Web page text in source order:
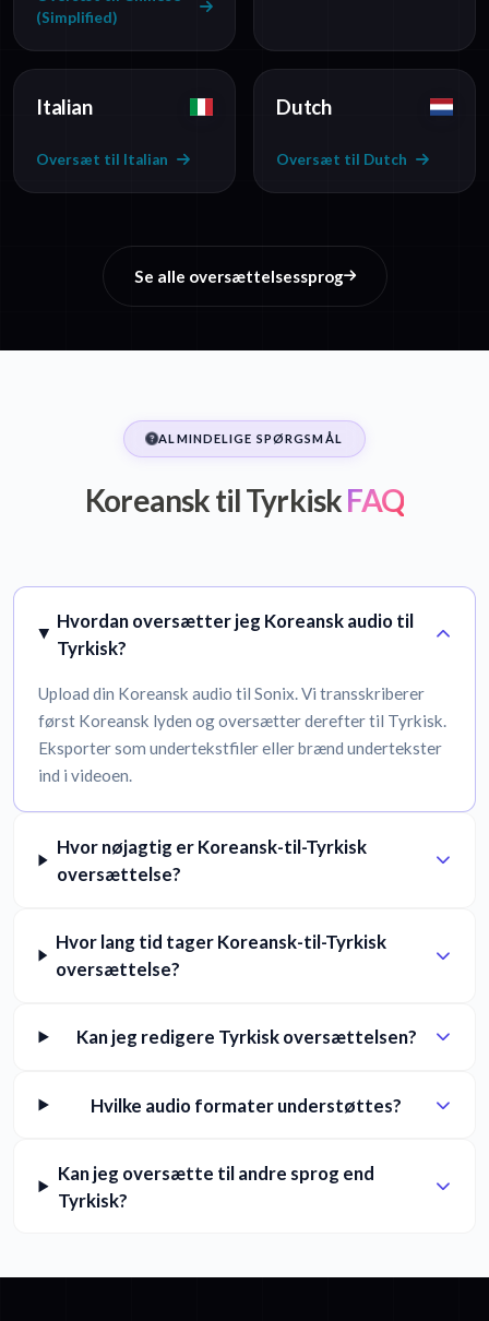
(Simplified)
Italian
Oversæt til Italian
Dutch
Oversæt til Dutch
Se alle oversættelsessprog
ALMINDELIGE SPØRGSMÅL
Koreansk til TyrkiskFAQ
Hvordan oversætter jeg Koreansk audio til
Tyrkisk?
Upload din Koreansk audio til Sonix. Vi transskriberer
først Koreansk lyden og oversætter derefter til Tyrkisk.
Eksporter som undertekstfiler eller brænd undertekster
ind i videoen.
Hvor nøjagtig er Koreansk-til-Tyrkisk
oversættelse?
Hvor lang tid tager Koreansk-til-Tyrkisk
oversættelse?
Kan jeg redigere Tyrkisk oversættelsen?
Hvilke audio formater understøttes?
Kan jeg oversætte til andre sprog end
Tyrkisk?